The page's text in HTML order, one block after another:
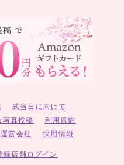
式当日に向けて
写真投稿
利用規約
運営会社 採用情報
録店舗ログイン